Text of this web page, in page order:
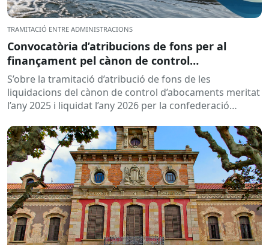
TRAMITACIÓ ENTRE ADMINISTRACIONS
Convocatòria d’atribucions de fons per al
finançament pel cànon de control
d’abocaments meritat l’any 2025 i liquidat l’any
2026
S’obre la tramitació d’atribució de fons de les
liquidacions del cànon de control d’abocaments meritat
l’any 2025 i liquidat l’any 2026 per la confederació